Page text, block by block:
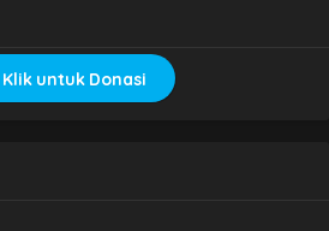
Klik untuk Donasi